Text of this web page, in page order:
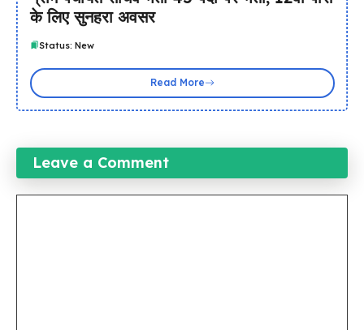
के लिए सुनहरा अवसर
Status: New
Read More
Leave a Comment